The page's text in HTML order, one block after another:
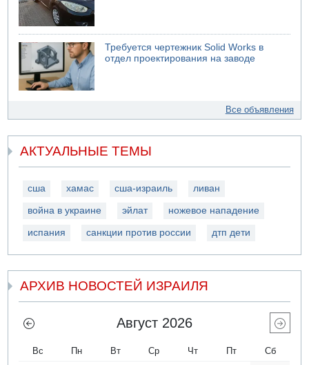
Требуется чертежник Solid Works в
отдел проектирования на заводе
Все объявления
АКТУАЛЬНЫЕ ТЕМЫ
сша хамас сша-израиль ливан
война в украине эйлат ножевое нападение
испания санкции против россии дтп дети
АРХИВ НОВОСТЕЙ ИЗРАИЛЯ
Август 2026
Вс Пн Вт Ср Чт Пт Сб